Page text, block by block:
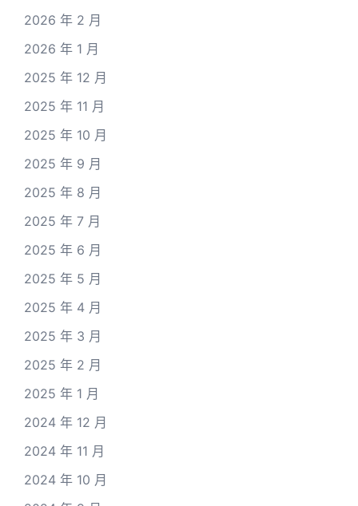
2026 年 2 月
2026 年 1 月
2025 年 12 月
2025 年 11 月
2025 年 10 月
2025 年 9 月
2025 年 8 月
2025 年 7 月
2025 年 6 月
2025 年 5 月
2025 年 4 月
2025 年 3 月
2025 年 2 月
2025 年 1 月
2024 年 12 月
2024 年 11 月
2024 年 10 月